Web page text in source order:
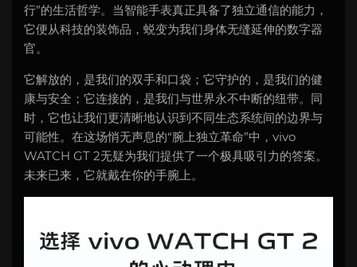
行”的生活哲学。当智能手表真正具备了独立通信的能力，
它便从科技的装饰品，蜕变为我们身体无缝延伸的数字器
官。
它解放的，是我们的双手和口袋；它守护的，是我们的健
康与安全；它连接的，是我们与世界永不中断的纽带。同
时，它也让我们更清晰地认识到不同生态系统间的边界与
可能性。在这场悄无声息的“腕上独立革命”中，vivo
WATCH GT 2无疑为我们提供了一个极具吸引力的答案。
未来已来，它就戴在你的手腕上。